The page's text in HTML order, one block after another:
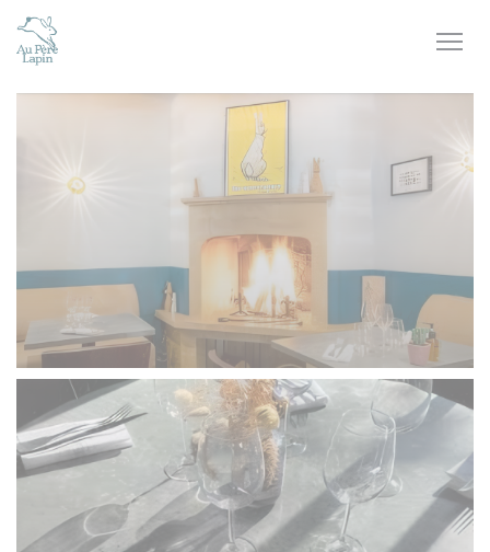
Personalización de sus opciones de cookies